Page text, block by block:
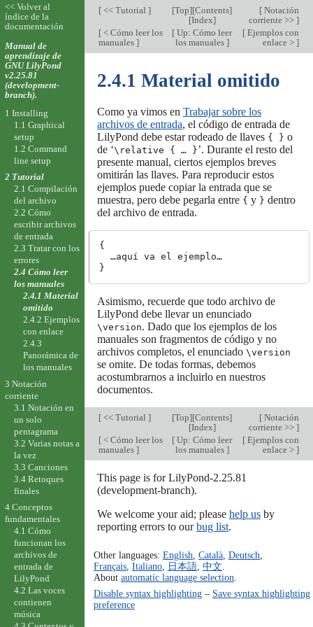
[<< Tutorial ] [Top][Contents]
[Index]
[Notación
corriente >> ]
[< Cómo leer los
manuales ]
[ Up: Cómo leer
los manuales ]
[Ejemplos con
enlace > ]
2.4.1 Material omitido
Como ya vimos en Trabajar sobre los
archivos de entrada, el código de entrada de
LilyPond debe estar rodeado de llaves { } o
de ‘\relative { … }’. Durante el resto del
presente manual, ciertos ejemplos breves
omitirán las llaves. Para reproducir estos
ejemplos puede copiar la entrada que se
muestra, pero debe pegarla entre { y } dentro
del archivo de entrada.
{
  …aquí va el ejemplo…
Asimismo, recuerde que todo archivo de
LilyPond debe llevar un enunciado
\version. Dado que los ejemplos de los
manuales son fragmentos de código y no
archivos completos, el enunciado \version
se omite. De todas formas, debemos
acostumbrarnos a incluirlo en nuestros
documentos.
[<< Tutorial ] [Top][Contents]
[Index]
[Notación
corriente >> ]
[< Cómo leer los
manuales ]
[ Up: Cómo leer
los manuales ]
[Ejemplos con
enlace > ]
This page is for LilyPond-2.25.81
(development-branch).
We welcome your aid; please help usby
reporting errors to ourbug list.
Other languages: English Català, Deutsch
Français, Italiano, 日本語, 中文
About automatic language selection
Disable syntax highlighting– Save syntax highlighting
preference
<< Volver al
índice de la
documentación
Manual de
aprendizaje de
GNU LilyPond
v2.25.81
(development-
branch).
1 Installing
1.1 Graphical
setup
1.2 Command
line setup
2 Tutorial
2.1 Compilación
del archivo
2.2 Cómo
escribir archivos
de entrada
2.3 Tratar con los
errores
2.4 Cómo leer
los manuales
2.4.1 Material
omitido
2.4.2 Ejemplos
con enlace
2.4.3
Panorámica de
los manuales
3 Notación
corriente
3.1 Notación en
un solo
pentagrama
3.2 Varias notas a
la vez
3.3 Canciones
3.4 Retoques
finales
4 Conceptos
fundamentales
4.1 Cómo
funcionan los
archivos de
entrada de
LilyPond
4.2 Las voces
contienen
música